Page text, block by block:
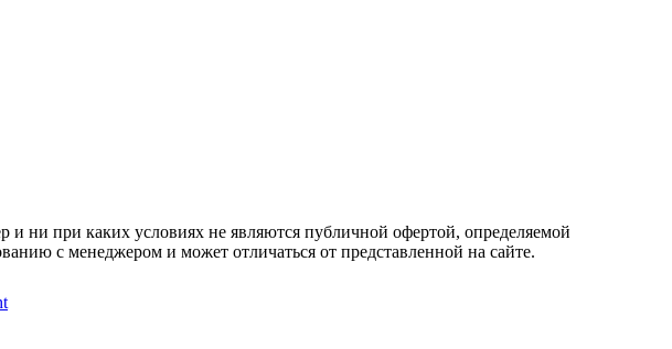
ни при каких условиях не являются публичной офертой, определяемой
с менеджером и может отличаться от представленной на сайте.